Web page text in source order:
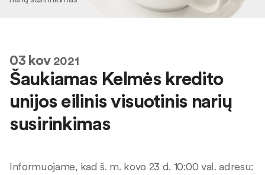
03kov2021
Šaukiamas Kelmės kredito
unijos eilinis visuotinis narių
susirinkimas
Informuojame, kad š. m. kovo 23 d. 10:00 val. adresu: